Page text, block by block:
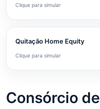
Clique para simular
Quitação Home Equity
Clique para simular
Consórcio